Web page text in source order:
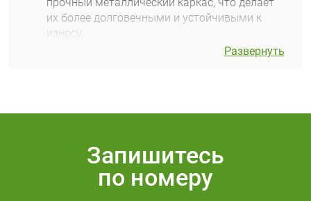
их более долговечными и устойчивыми к
износу.
: Бюгельные
ПРОТЕЗОВ
Комфорт: Благодаря индивидуальной
подгонке бюгельные протезы обеспечивают
Развернуть
Запишитесь
по номеру